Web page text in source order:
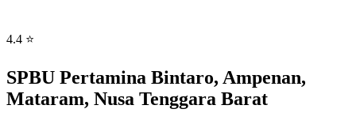
4.4 ⭐
SPBU Pertamina Bintaro, Ampenan,
Mataram, Nusa Tenggara Barat